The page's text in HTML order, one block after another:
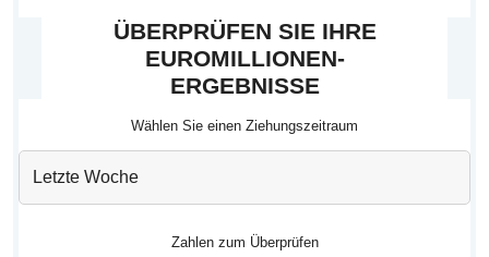
ÜBERPRÜFEN SIE IHRE
EUROMILLIONEN-
ERGEBNISSE
Wählen Sie einen Ziehungszeitraum
Zahlen zum Überprüfen